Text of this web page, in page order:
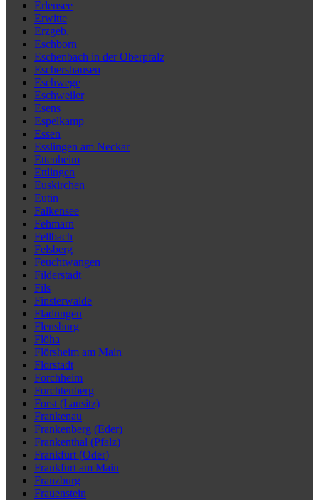
Erlensee
Erwitte
Erzgeb.
Eschborn
Eschenbach in der Oberpfalz
Eschershausen
Eschwege
Eschweiler
Esens
Espelkamp
Essen
Esslingen am Neckar
Ettenheim
Ettlingen
Euskirchen
Eutin
Falkensee
Fehmarn
Fellbach
Felsberg
Feuchtwangen
Filderstadt
Fils
Finsterwalde
Fladungen
Flensburg
Flöha
Flörsheim am Main
Florstadt
Forchheim
Forchtenberg
Forst (Lausitz)
Frankenau
Frankenberg (Eder)
Frankenthal (Pfalz)
Frankfurt (Oder)
Frankfurt am Main
Franzburg
Frauenstein